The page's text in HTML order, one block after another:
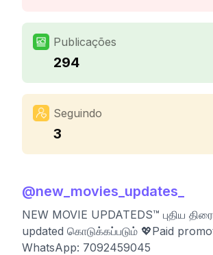
Publicações
294
Seguindo
3
@new_movies_updates_
NEW MOVIE UPDATEDS™ புதிய
updated கொடுக்கப்படும் 💖Paid
WhatsApp: 7092459045